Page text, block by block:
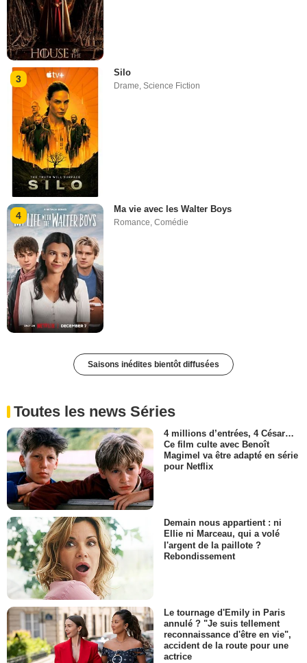
3
Silo
Drame,Science Fiction
4
Ma vie avec les Walter Boys
Romance ,Comédie
Saisons inédites bientôt diffusées
Toutes les news Séries
4 millions d’entrées, 4 César…
Ce film culte avec Benoît
Magimel va être adapté en série
pour Netflix
Demain nous appartient : ni
Ellie ni Marceau, qui a volé
l'argent de la paillote ?
Rebondissement
Le tournage d'Emily in Paris
annulé ? "Je suis tellement
reconnaissance d'être en vie",
accident de la route pour une
actrice